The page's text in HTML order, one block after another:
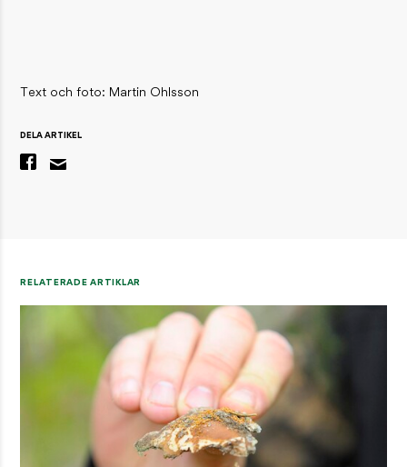
Text och foto: Martin Ohlsson
DELA ARTIKEL
RELATERADE ARTIKLAR